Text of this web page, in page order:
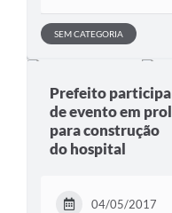
SEM CATEGORIA
Prefeito participa
de evento em prol
para construção
do hospital
04/05/2017